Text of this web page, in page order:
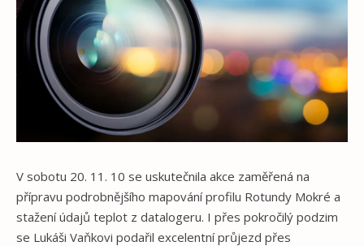
V sobotu 20. 11. 10 se uskutečnila akce zaměřená na
přípravu podrobnějšího mapování profilu Rotundy Mokré a
stažení údajů teplot z datalogeru. I přes pokročilý podzim
se Lukáši Vaňkovi podařil excelentní průjezd přes